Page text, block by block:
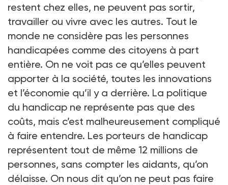
restent chez elles, ne peuvent pas sortir,
travailler ou vivre avec les autres. Tout le
monde ne considère pas les personnes
handicapées comme des citoyens à part
entière. On ne voit pas ce qu’elles peuvent
apporter à la société, toutes les innovations
et l’économie qu’il y a derrière. La politique
du handicap ne représente pas que des
coûts, mais c’est malheureusement compliqué
à faire entendre. Les porteurs de handicap
représentent tout de même 12 millions de
personnes, sans compter les aidants, qu’on
délaisse. On nous dit qu’on ne peut pas faire